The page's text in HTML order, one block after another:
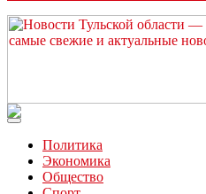
Читайте последние новости дня
Политика
Экономика
Общество